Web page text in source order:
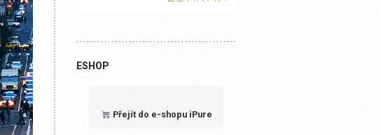
ESHOP
Přejít do e-shopu iPure